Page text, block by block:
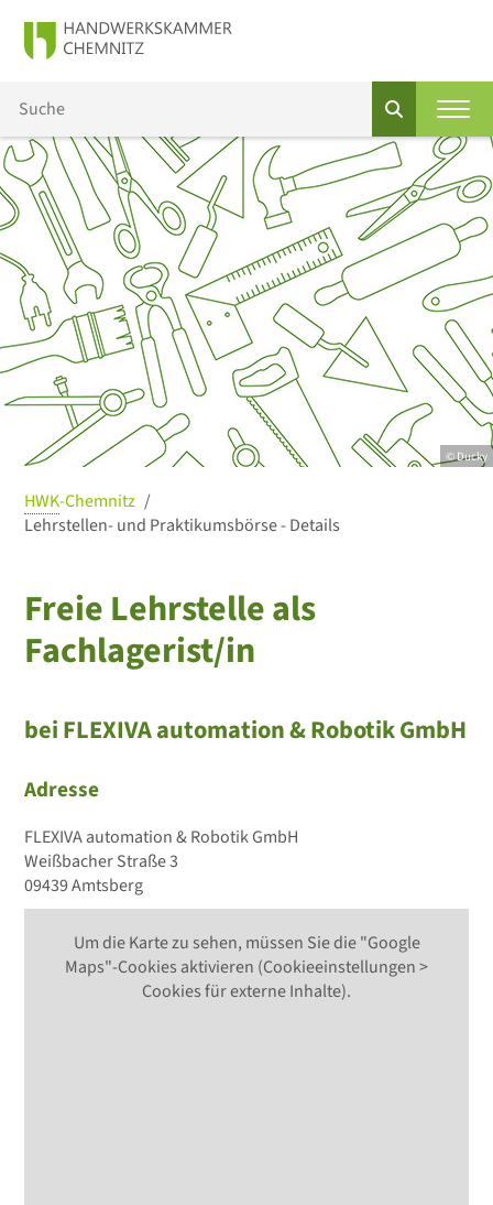
© Ducky
HWK-Chemnitz
Lehrstellen- und Praktikumsbörse - Details
Freie Lehrstelle als
Fachlagerist/in
bei FLEXIVA automation & Robotik GmbH
Adresse
FLEXIVA automation & Robotik GmbH
Weißbacher Straße 3
09439 Amtsberg
Um die Karte zu sehen, müssen Sie die "Google
Maps"-Cookies aktivieren (Cookieeinstellungen >
Cookies für externe Inhalte).